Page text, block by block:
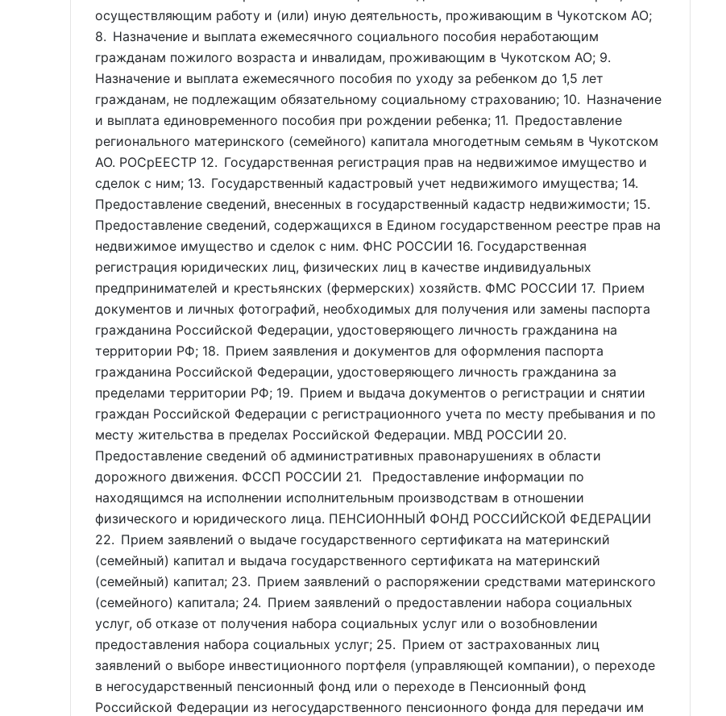
осуществляющим работу и (или) иную деятельность, проживающим в Чукотском АО;
8. Назначение и выплата ежемесячного социального пособия неработающим
гражданам пожилого возраста и инвалидам, проживающим в Чукотском АО; 9.
Назначение и выплата ежемесячного пособия по уходу за ребенком до 1,5 лет
гражданам, не подлежащим обязательному социальному страхованию; 10. Назначение
и выплата единовременного пособия при рождении ребенка; 11. Предоставление
регионального материнского (семейного) капитала многодетным семьям в Чукотском
АО. РОСрЕЕСТР 12. Государственная регистрация прав на недвижимое имущество и
сделок с ним; 13. Государственный кадастровый учет недвижимого имущества; 14.
Предоставление сведений, внесенных в государственный кадастр недвижимости; 15.
Предоставление сведений, содержащихся в Едином государственном реестре прав на
недвижимое имущество и сделок с ним. ФНС РОССИИ 16. Государственная
регистрация юридических лиц, физических лиц в качестве индивидуальных
предпринимателей и крестьянских (фермерских) хозяйств. ФМС РОССИИ 17. Прием
документов и личных фотографий, необходимых для получения или замены паспорта
гражданина Российской Федерации, удостоверяющего личность гражданина на
территории РФ; 18. Прием заявления и документов для оформления паспорта
гражданина Российской Федерации, удостоверяющего личность гражданина за
пределами территории РФ; 19. Прием и выдача документов о регистрации и снятии
граждан Российской Федерации с регистрационного учета по месту пребывания и по
месту жительства в пределах Российской Федерации. МВД РОССИИ 20.
Предоставление сведений об административных правонарушениях в области
дорожного движения. ФССП РОССИИ 21. Предоставление информации по
находящимся на исполнении исполнительным производствам в отношении
физического и юридического лица. ПЕНСИОННЫЙ ФОНД РОССИЙСКОЙ ФЕДЕРАЦИИ
22. Прием заявлений о выдаче государственного сертификата на материнский
(семейный) капитал и выдача государственного сертификата на материнский
(семейный) капитал; 23. Прием заявлений о распоряжении средствами материнского
(семейного) капитала; 24. Прием заявлений о предоставлении набора социальных
услуг, об отказе от получения набора социальных услуг или о возобновлении
предоставления набора социальных услуг; 25. Прием от застрахованных лиц
заявлений о выборе инвестиционного портфеля (управляющей компании), о переходе
в негосударственный пенсионный фонд или о переходе в Пенсионный фонд
Российской Федерации из негосударственного пенсионного фонда для передачи им